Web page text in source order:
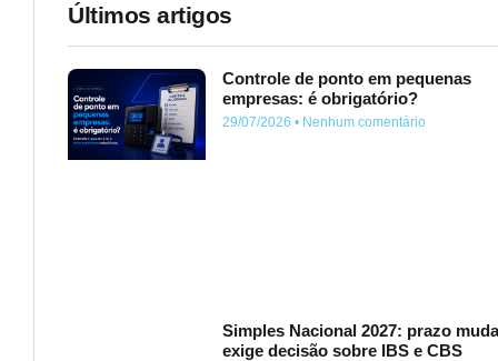
Últimos artigos
Controle de ponto em pequenas
empresas: é obrigatório?
29/07/2026 Nenhum comentário
Simples Nacional 2027: prazo
exige decisão sobre IBS e CBS